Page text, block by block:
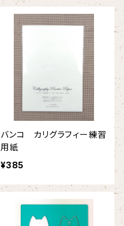
バンコ カリグラフィー練習
用紙
¥385